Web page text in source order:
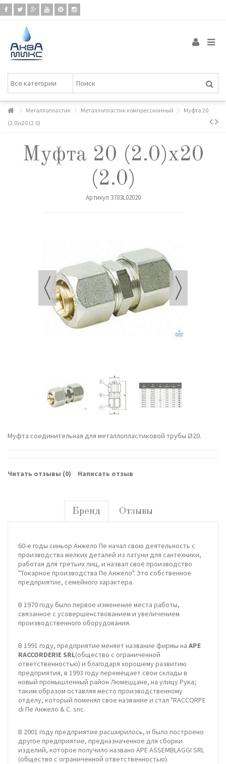
Металлопластик Металлопластик компрессионный
Муфта 20
(2.0)х20 (2.0)
Муфта 20 (2.0)х20
(2.0)
Артикул 3703L02020
Муфта соединительная для металлопластиковой трубы Ø20.
Читать отзывы (0) Написать отзыв
Бренд Отзывы
60-е годы синьор Анжело Пе начал свою деятельность с
производства мелких деталей из латуни для сантехники,
работая для третьих лиц, и назвал своё производство
"Токарное производства Пе Анжело". Это собственное
предприятие, семейного характера.
В 1970 году было первое изменение места работы,
связанное с усовершенствованием и увеличением
производственного оборудования.
В 1991 году, предприятие меняет название фирмы на APE
RACCORDERIE SRL(общество с ограниченной
ответственностью) и благодаря хорошему развитию
предприятия, в 1993 году перемещает свои склады в
новый промышленный район Люмеццане, на улицу Рука;
таким образом оставляя место производственному
отделу, который поменял свое название и стал "RACCORPE
di Пе Анжело & C. snc.
В 2001 году предприятие расширилось, и было построено
другое предприятие, предназначенное для сборки
изделий, которое получило названо APE ASSEMBLAGGI SRL
(общество с ограниченной ответственностью).